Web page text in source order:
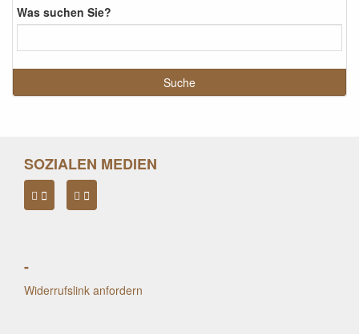
Was suchen Sie?
SOZIALEN MEDIEN
-
Widerrufslink anfordern